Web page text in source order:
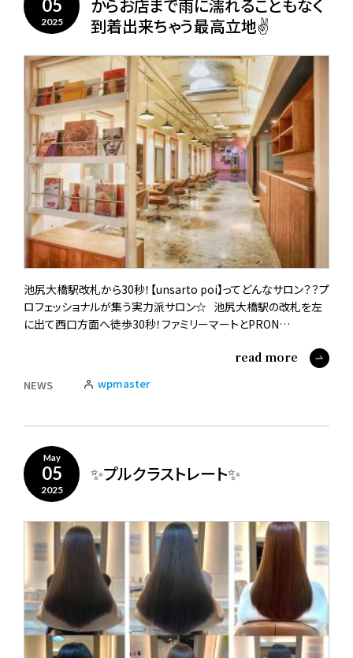
05
2025
からお店まで雨に濡れることもなく
到着出来ちゃう最高立地✌️
池尻大橋駅改札から30秒！【unsarto poi】ってどんなサロン？？プ
ロフェッショナルが集う実力派サロン☆ 池尻大橋駅の改札を左
に出て西口方面へ徒歩30秒！ファミリーマートとPRON…
read more
NEWS wpmaster
May
05
2025
✨プルクラストレート✨